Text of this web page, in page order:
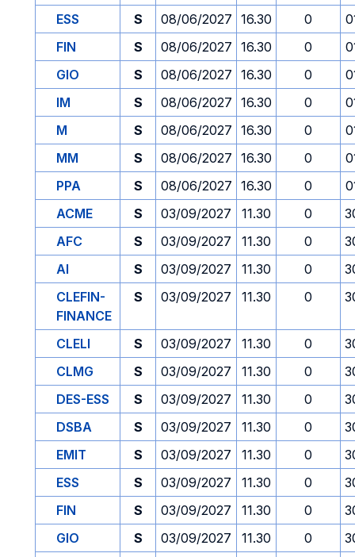
ESS
S 08/06/2027 16.30 0
FIN
S 08/06/2027 16.30 0
GIO
S 08/06/2027 16.30 0
IM
S 08/06/2027 16.30 0
M
S 08/06/2027 16.30 0
MM
S 08/06/2027 16.30 0
PPA
S 08/06/2027 16.30 0
ACME
S 03/09/2027 11.30 0
AFC
S 03/09/2027 11.30 0
AI
S 03/09/2027 11.30 0
CLEFIN-
FINANCE
S 03/09/2027 11.30 0
CLELI S 03/09/2027 11.30 0
CLMG
S 03/09/2027 11.30 0
DES-ESS
S 03/09/2027 11.30 0
DSBA
S 03/09/2027 11.30 0
EMIT
S 03/09/2027 11.30 0
ESS
S 03/09/2027 11.30 0
FIN
S 03/09/2027 11.30 0
GIO
S 03/09/2027 11.30 0